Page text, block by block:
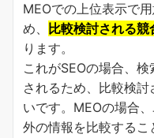
MEOでの上位表示で
め、
比較検討される
ります。
これがSEOの場合、
されるため、比較検
いです。MEOの場合
外の情報を比較するこ